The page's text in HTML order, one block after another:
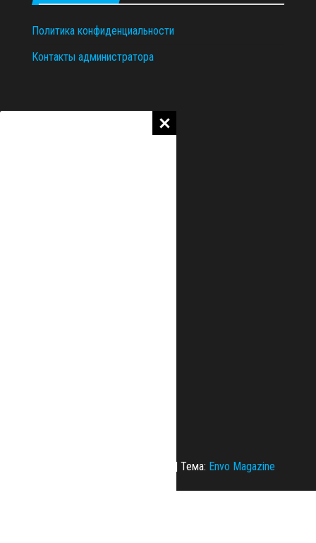
Политика конфиденциальности
Контакты администратора
| Тема: Envo Magazine